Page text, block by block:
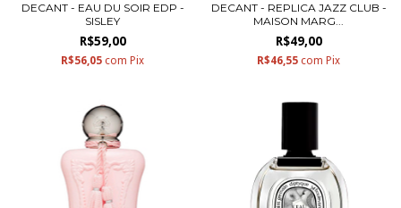
DECANT - EAU DU SOIR EDP -
SISLEY
R$59,00
R$56,05 com Pix
DECANT - REPLICA JAZZ CLUB -
MAISON MARG...
R$49,00
R$46,55 com Pix